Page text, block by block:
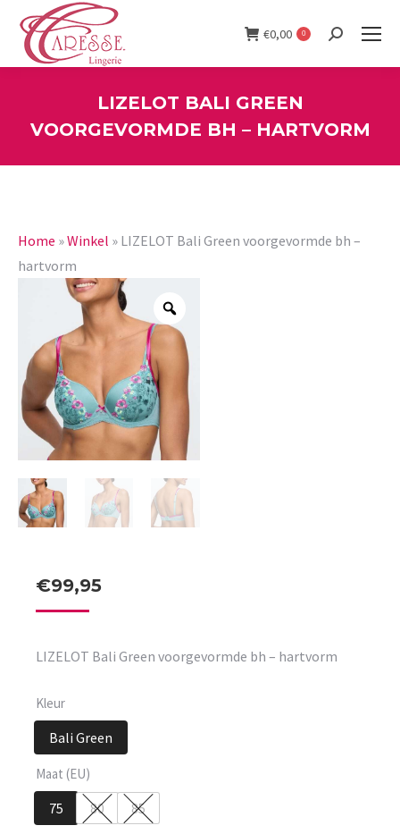
€0,00 0 Search:
LIZELOT BALI GREEN
VOORGEVORMDE BH – HARTVORM
Home »Winkel » LIZELOT Bali Green voorgevormde bh –
hartvorm
€99,95
LIZELOT Bali Green voorgevormde bh – hartvorm
Kleur
Bali Green
Maat (EU)
75 80 85